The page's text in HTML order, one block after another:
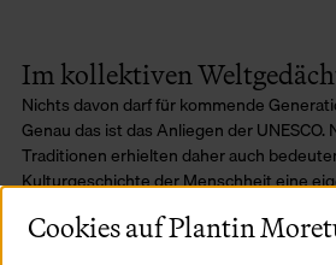
Im kollektiven
Nichts davon darf für kommende
Genau das ist das Anliegen der
Traditionen erhielten daher auch
Kulturgeschichte der Menschheit eine
derOfficina Plantinianadort ihren Platz.
Cookies auf Plantin